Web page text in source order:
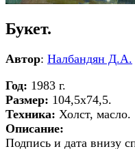
Букет.
Автор: Налбандян Д.А.
Год: 1983 г.
Размер: 104,5х74,5.
Техника: Холст, масло.
Описание:
Подпись и дата внизу